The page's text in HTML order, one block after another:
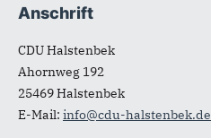
Fußbereich
Anschrift
CDU Halstenbek
Ahornweg 192
25469Halstenbek
E-Mail: info@cdu-halstenbek.de